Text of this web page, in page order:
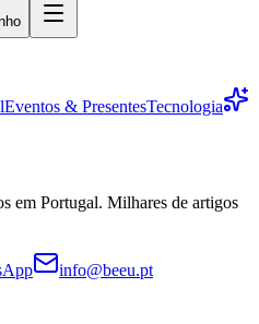
Eventos & PresentesTecnologia
em Portugal. Milhares de artigos
info@beeu.pt